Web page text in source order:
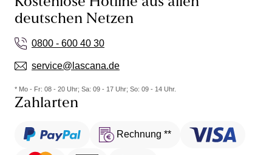
deutschen Netzen
0800 - 600 40 30
service@lascana.de
* Mo - Fr: 08 - 20 Uhr; Sa: 09 - 17 Uhr; So: 09 - 14 Uhr.
Zahlarten
Rechnung **